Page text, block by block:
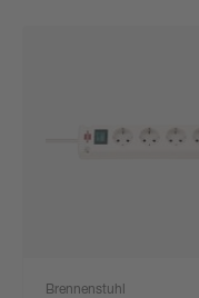
Brennenstuhl